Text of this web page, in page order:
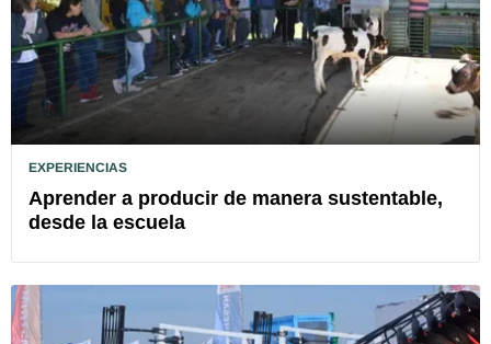
EXPERIENCIAS
Aprender a producir de manera sustentable,
desde la escuela